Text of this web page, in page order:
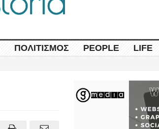
ΠΟΛΙΤΙΣΜΌΣ PEOPLE LIFE